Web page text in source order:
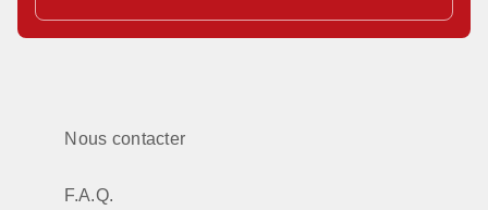
Nous contacter
F.A.Q.